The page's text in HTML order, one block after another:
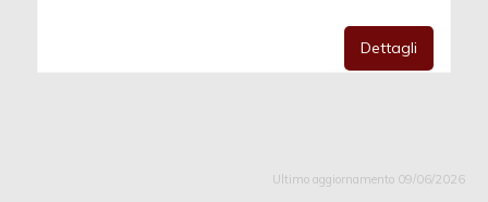
Dettagli
Ultimo aggiornamento 09/06/2026